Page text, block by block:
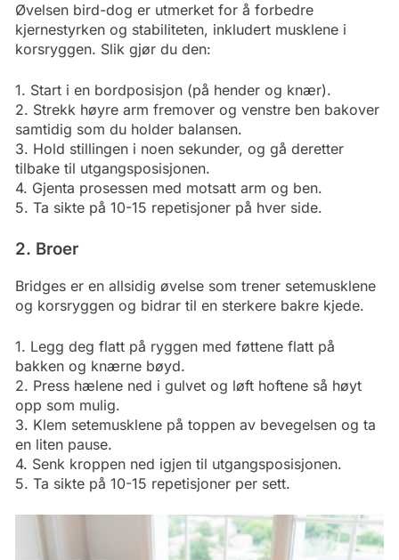
Øvelsen bird-dog er utmerket for å forbedre
kjernestyrken og stabiliteten, inkludert musklene i
korsryggen. Slik gjør du den:
1. Start i en bordposisjon (på hender og knær).
2. Strekk høyre arm fremover og venstre ben bakover
samtidig som du holder balansen.
3. Hold stillingen i noen sekunder, og gå deretter
tilbake til utgangsposisjonen.
4. Gjenta prosessen med motsatt arm og ben.
5. Ta sikte på 10-15 repetisjoner på hver side.
2. Broer
Bridges er en allsidig øvelse som trener setemusklene
og korsryggen og bidrar til en sterkere bakre kjede.
1. Legg deg flatt på ryggen med føttene flatt på
bakken og knærne bøyd.
2. Press hælene ned i gulvet og løft hoftene så høyt
opp som mulig.
3. Klem setemusklene på toppen av bevegelsen og ta
en liten pause.
4. Senk kroppen ned igjen til utgangsposisjonen.
5. Ta sikte på 10-15 repetisjoner per sett.